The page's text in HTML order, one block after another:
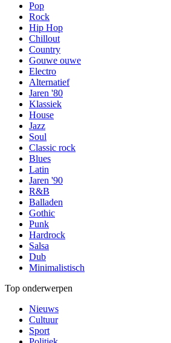
Pop
Rock
Hip Hop
Chillout
Country
Gouwe ouwe
Electro
Alternatief
Jaren '80
Klassiek
House
Jazz
Soul
Classic rock
Blues
Latin
Jaren '90
R&B
Balladen
Gothic
Punk
Hardrock
Salsa
Dub
Minimalistisch
Top onderwerpen
Nieuws
Cultuur
Sport